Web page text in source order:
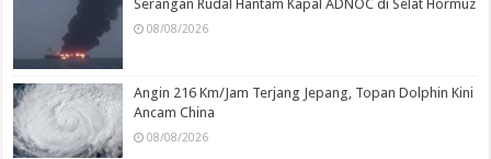
Serangan Rudal Hantam Kapal ADNOC di Selat Hormuz
08/08/2026
Angin 216 Km/Jam Terjang Jepang, Topan Dolphin Kini
Ancam China
08/08/2026